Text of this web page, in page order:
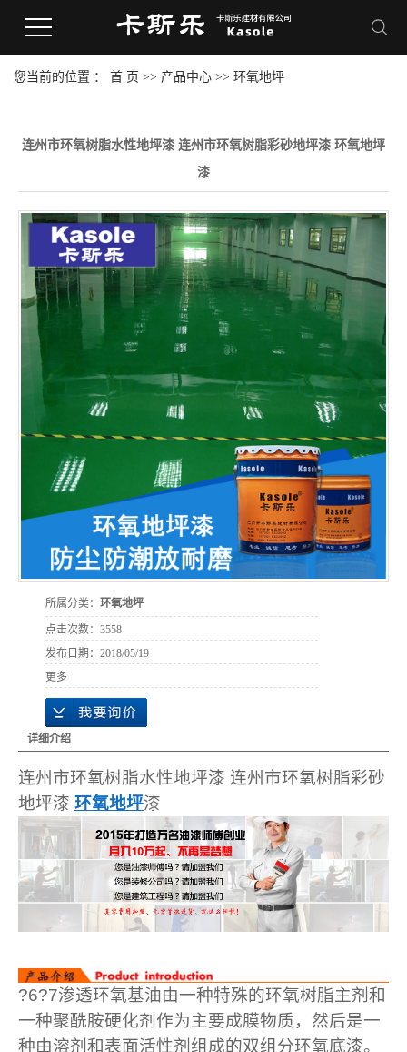
您当前的位置 ： 首 页 >> 产品中心 >> 环氧地坪
连州市环氧树脂水性地坪漆 连州市环氧树脂彩砂地坪漆 环氧地坪
漆
所属分类： 环氧地坪
点击次数： 3558
发布日期： 2018/05/19
更多
详细介绍
连州市环氧树脂水性地坪漆 连州市环氧树脂彩砂
地坪漆 环氧地坪漆
?6?7渗透环氧基油由一种特殊的环氧树脂主剂和
一种聚酰胺硬化剂作为主要成膜物质，然后是一
种由溶剂和表面活性剂组成的双组分环氧底漆。